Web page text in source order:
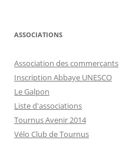
ASSOCIATIONS
Association des commerçants
Inscription Abbaye UNESCO
Le Galpon
Liste d'associations
Tournus Avenir 2014
Vélo Club de Tournus